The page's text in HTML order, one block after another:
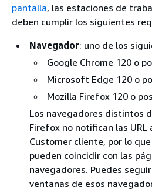
pantalla, las estaciones de
deben cumplir los siguientes
Navegador: uno de los
Google Chrome 120 o
Microsoft Edge 120 o
Mozilla Firefox 120 o
Los navegadores distintos
Firefox no notifican las URL
Customer cliente, por lo
pueden coincidir con las
navegadores. Puedes
ventanas de esos